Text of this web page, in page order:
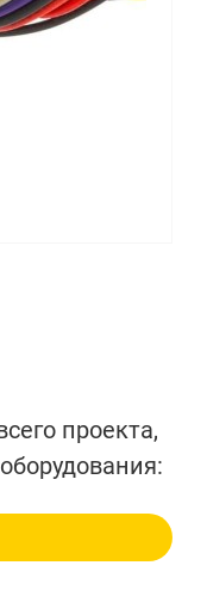
проекта,